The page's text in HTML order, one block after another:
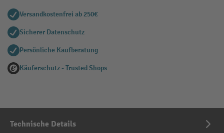
Versandkostenfrei ab 250€
Sicherer Datenschutz
Persönliche Kaufberatung
Käuferschutz - Trusted Shops
Technische Details